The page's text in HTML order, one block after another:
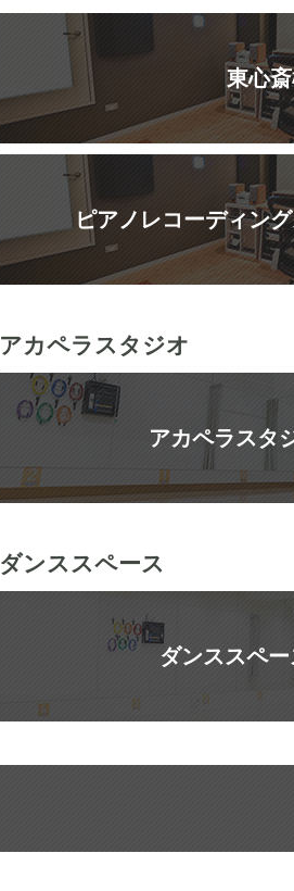
東心
ピアノレコーディン
アカペラスタジオ
アカペラスタ
ダンススペース
ダンススペ